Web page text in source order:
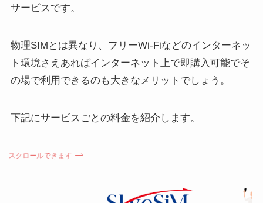
サービスです。
物理SIMとは異なり、フリーWi-Fiなどのインターネッ
ト環境さえあればインターネット上で即購入可能でそ
の場で利用できるのも大きなメリットでしょう。
下記にサービスごとの料金を紹介します。
スクロールできます